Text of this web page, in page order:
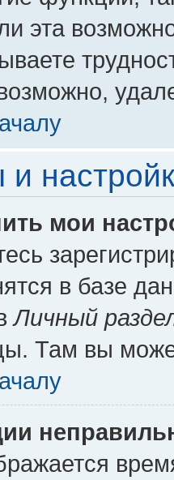
эта
мои
в базе
Личный
Там вы